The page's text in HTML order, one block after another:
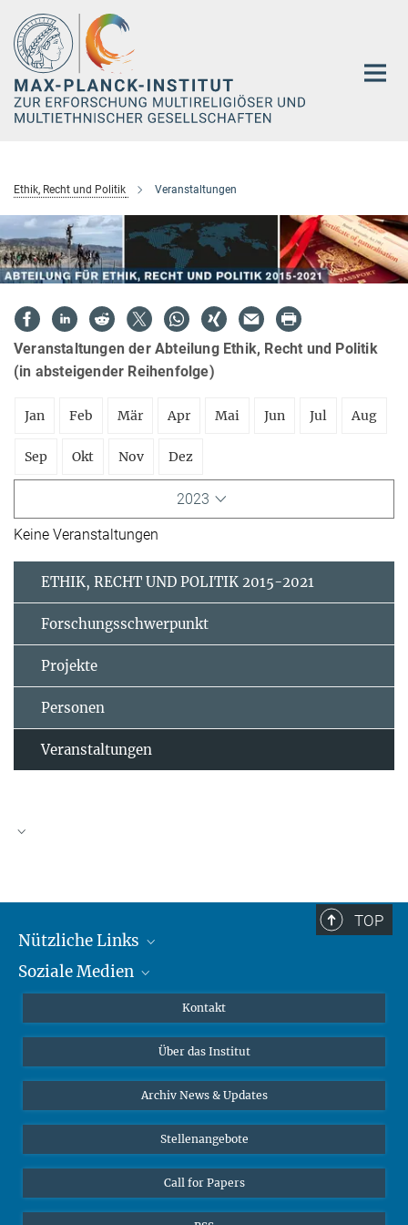
Hauptinhalt
Ethik, Recht und Politik Veranstaltungen
Veranstaltungen der Abteilung Ethik, Recht und Politik
(in absteigender Reihenfolge)
Jan Feb Mär Apr Mai Jun Jul Aug
Sep Okt Nov Dez
2023
Keine Veranstaltungen
ETHIK, RECHT UND POLITIK 2015-2021
Forschungsschwerpunkt
Projekte
Personen
Veranstaltungen
TOP
Nützliche Links
MMG Alumni Corner
Online-Vorträge
Interviews zum Thema "Diversity"
Soziale Medien
Bluesky
Kontakt
Über das Institut
Archiv News & Updates
Stellenangebote
Call for Papers